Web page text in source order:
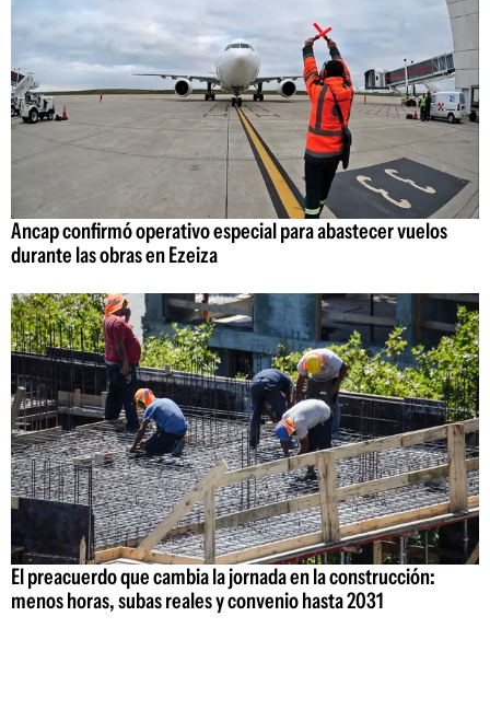
Ancap confirmó operativo especial para abastecer vuelos
durante las obras en Ezeiza
El preacuerdo que cambia la jornada en la construcción:
menos horas, subas reales y convenio hasta 2031